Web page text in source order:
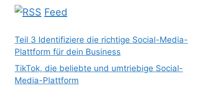
Feed
Teil 3 Identifiziere die richtige Social-Media-
Plattform für dein Business
TikTok, die beliebte und umtriebige Social-
Media-Plattform